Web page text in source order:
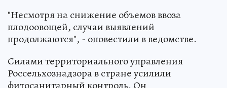
"Несмотря на снижение объемов ввоза
плодоовощей, случаи выявлений
продолжаются", - оповестили в ведомстве.
Силами территориального управления
Россельхознадзора в стране усилили
фитосанитарный контроль. Он